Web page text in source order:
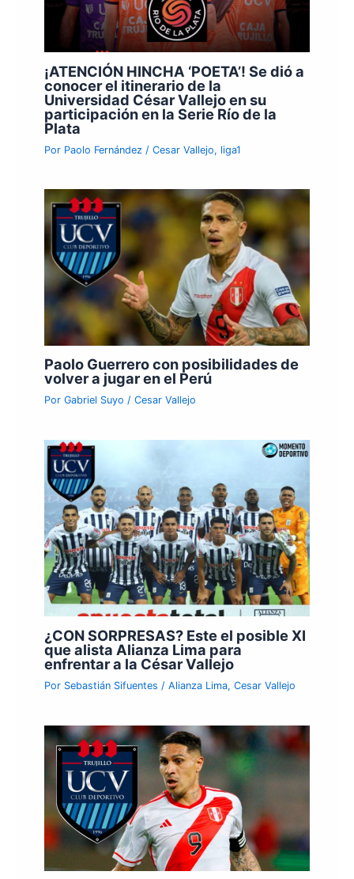
¡ATENCIÓN HINCHA ‘POETA’! Se dió a
conocer el itinerario de la
Universidad César Vallejo en su
participación en la Serie Río de la
Plata
Por Paolo Fernández /Cesar Vallejo, liga1
Paolo Guerrero con posibilidades de
volver a jugar en el Perú
PorGabriel Suyo/Cesar Vallejo
¿CON SORPRESAS? Este el posible XI
que alista Alianza Lima para
enfrentar a la César Vallejo
Por Sebastián Sifuentes /Alianza Lima,Cesar Vallejo